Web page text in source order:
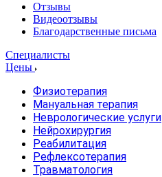
Отзывы
Видеоотзывы
Благодарственные письма
Специалисты
Цены
Физиотерапия
Мануальная терапия
Неврологические услуги
Нейрохирургия
Реабилитация
Рефлексотерапия
Травматология